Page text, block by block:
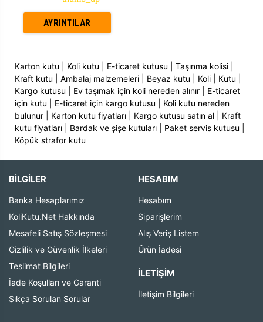
AYRINTILAR
Karton kutu Koli kutu E-ticaret kutusu Taşınma kolisi|
Kraft kutu
Ambalaj malzemeleri| Beyaz kutu Koli| Kutu
Kargo kutusu
Ev taşımak için koli nereden alınır| E-ticaret
için kutu
E-ticaret için kargo kutusu
Koli kutu nereden
bulunur| Karton kutu fiyatları| Kargo kutusu satın al| Kraft
kutu fiyatları| Bardak ve şişe kutuları| Paket servis kutusu
Köpük strafor kutu
BİLGİLER
Banka Hesaplarımız
KoliKutu.Net Hakkında
Mesafeli Satış Sözleşmesi
Gizlilik ve Güvenlik İlkeleri
Teslimat Bilgileri
İade Koşulları ve Garanti
Sıkça Sorulan Sorular
HESABIM
Hesabım
Siparişlerim
Alış Veriş Listem
Ürün İadesi
İLETIŞIM
İletişim Bilgileri